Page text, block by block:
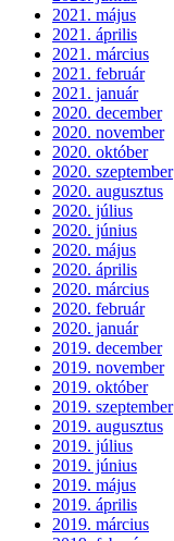
2021. május
2021. április
2021. március
2021. február
2021. január
2020. december
2020. november
2020. október
2020. szeptember
2020. augusztus
2020. július
2020. június
2020. május
2020. április
2020. március
2020. február
2020. január
2019. december
2019. november
2019. október
2019. szeptember
2019. augusztus
2019. július
2019. június
2019. május
2019. április
2019. március